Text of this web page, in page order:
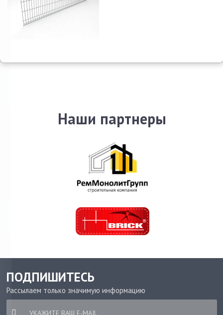
Наши партнеры
ПОДПИШИТЕСЬ
Рассылаем только значимую информацию